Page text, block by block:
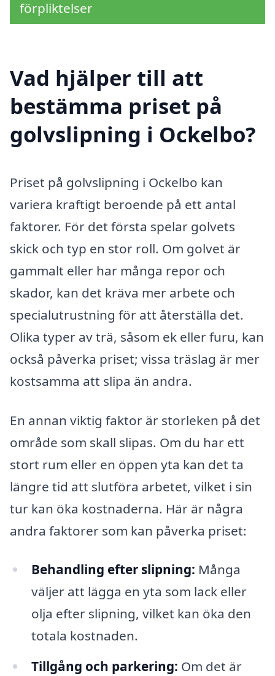
förpliktelser
Vad hjälper till att
bestämma priset på
golvslipning i Ockelbo?
Priset på golvslipning i Ockelbo kan
variera kraftigt beroende på ett antal
faktorer. För det första spelar golvets
skick och typ en stor roll. Om golvet är
gammalt eller har många repor och
skador, kan det kräva mer arbete och
specialutrustning för att återställa det.
Olika typer av trä, såsom ek eller furu, kan
också påverka priset; vissa träslag är mer
kostsamma att slipa än andra.
En annan viktig faktor är storleken på det
område som skall slipas. Om du har ett
stort rum eller en öppen yta kan det ta
längre tid att slutföra arbetet, vilket i sin
tur kan öka kostnaderna. Här är några
andra faktorer som kan påverka priset:
Behandling efter slipning: Många
väljer att lägga en yta som lack eller
olja efter slipning, vilket kan öka den
totala kostnaden.
Tillgång och parkering: Om det är